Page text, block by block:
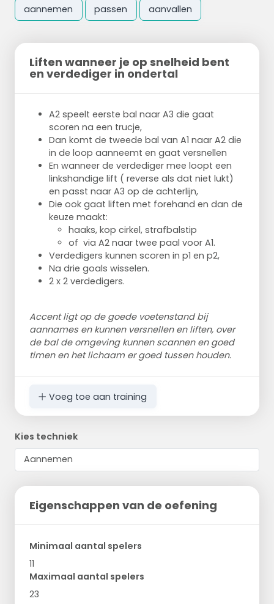
aannemen passen aanvallen
Liften wanneer je op snelheid bent
en verdediger in ondertal
A2 speelt eerste bal naar A3 die gaat
scoren na een trucje,
Dan komt de tweede bal van A1 naar A2 die
in de loop aanneemt en gaat versnellen
En wanneer de verdediger mee loopt een
linkshandige lift ( reverse als dat niet lukt)
en passt naar A3 op de achterlijn,
Die ook gaat liften met forehand en dan de
keuze maakt:
haaks, kop cirkel, strafbalstip
of via A2 naar twee paal voor A1.
Verdedigers kunnen scoren in p1 en p2,
Na drie goals wisselen.
2 x 2 verdedigers.
Accent ligt op de goede voetenstand bij
aannames en kunnen versnellen en liften, over
de bal de omgeving kunnen scannen en goed
timen en het lichaam er goed tussen houden.
Voeg toe aan training
Kies techniek
Eigenschappen van de oefening
Minimaal aantal spelers
11
Maximaal aantal spelers
23